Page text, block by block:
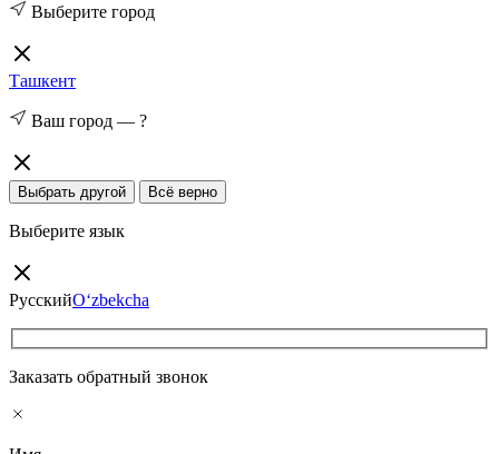
Выберите город
Ташкент
Ваш город — ?
Выбрать другой Всё верно
Выберите язык
РусскийO‘zbekcha
Заказать обратный звонок